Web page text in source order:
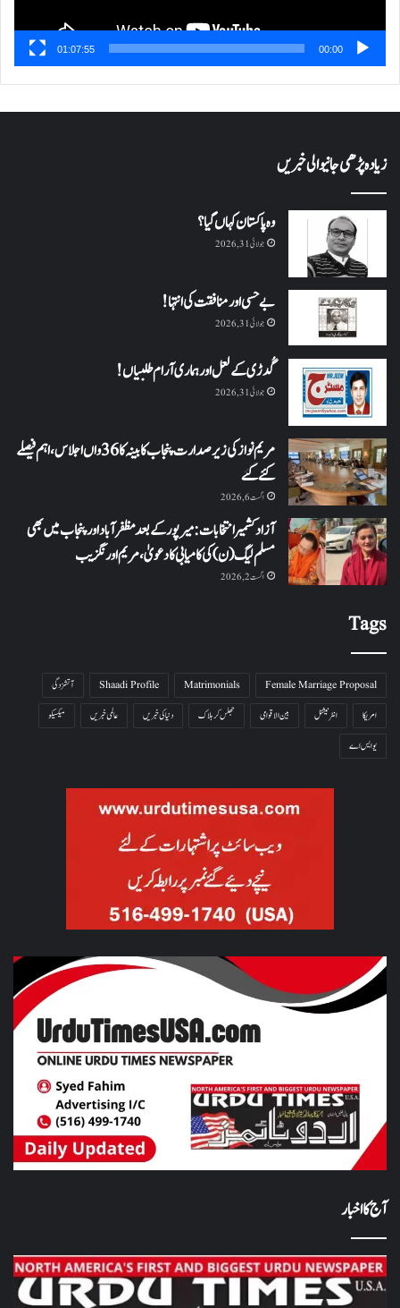
00:00
01:07:55
زیادہ پڑھی جانیوالی خبریں
وہ پاکستان کہاں گیا؟
جولائی 31, 2026
بے حسی اور منافقت کی انتہا !
جولائی 31, 2026
گُدڑی کے لعل اور ہماری آرام طلبیاں!
جولائی 31, 2026
مریم نواز کی زیر صدارت پنجاب کابینہ کا 36واں اجلاس،اہم فیصلے
کئے گئے
اگست 6, 2026
آزاد کشمیر انتخابات: میرپور کے بعد مظفرآباد اور پنجاب میں بھی
مسلم لیگ (ن) کی کامیابی کا دعویٰ، مریم اورنگزیب
اگست 2, 2026
Tags
Female Marriage Proposal
Matrimonials
Shaadi Profile
آتشزدگی
امریکا
انٹرنیشنل بین الاقوامی جھلس کر ہلاک دنیا کی خبریں عالمی خبریں
میکسیکو
یو ایس اے
آج کا اخبار